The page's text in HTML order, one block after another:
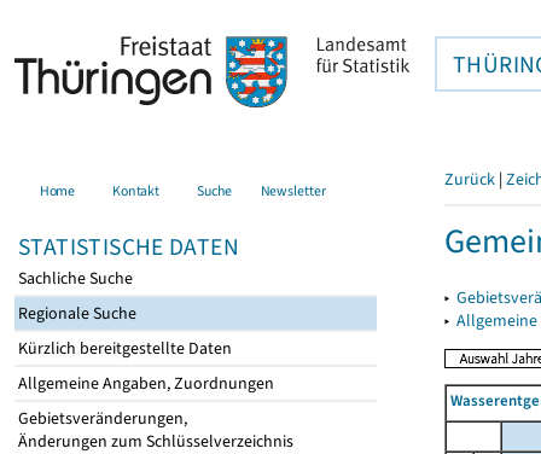
Home Kontakt Suche Newsletter
STATISTISCHE DATEN
Sachliche Suche
Regionale Suche
Kürzlich bereitgestellte Daten
Allgemeine Angaben, Zuordnungen
Gebietsveränderungen,
Änderungen zum Schlüsselverzeichnis
Zurück |
▸
▸